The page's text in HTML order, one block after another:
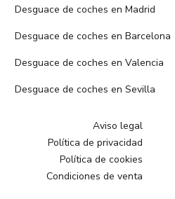
Desguace de coches en Madrid
Desguace de coches en Barcelona
Desguace de coches en Valencia
Desguace de coches en Sevilla
Aviso legal
Política de privacidad
Política de cookies
Condiciones de venta